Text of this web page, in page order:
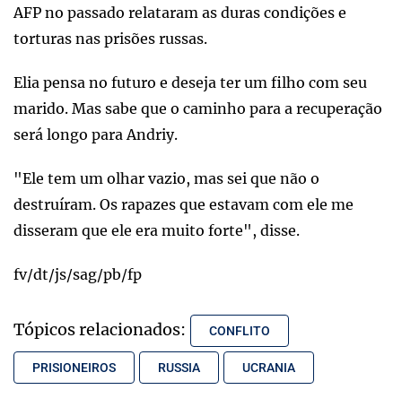
AFP no passado relataram as duras condições e
torturas nas prisões russas.
Elia pensa no futuro e deseja ter um filho com seu
marido. Mas sabe que o caminho para a recuperação
será longo para Andriy.
"Ele tem um olhar vazio, mas sei que não o
destruíram. Os rapazes que estavam com ele me
disseram que ele era muito forte", disse.
fv/dt/js/sag/pb/fp
Tópicos relacionados: CONFLITO
PRISIONEIROS RUSSIA UCRANIA